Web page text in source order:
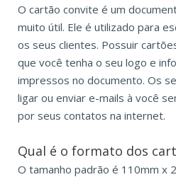
O cartão convite é um
muito útil. Ele é utilizado para
os seus clientes. Possuir
que você tenha o seu logo e
impressos no documento. Os
ligar ou enviar e-mails à você
por seus contatos na internet.
Qual é o formato dos
O tamanho padrão é 110mm x